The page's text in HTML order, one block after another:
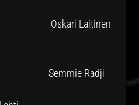
Laitinen
Radji